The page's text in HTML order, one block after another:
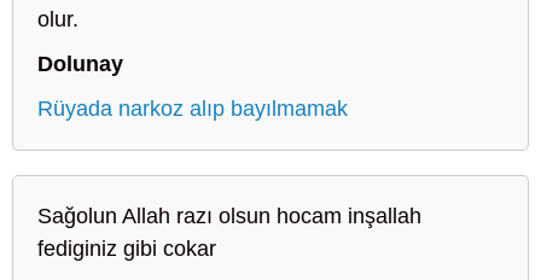
olur.
Dolunay
Rüyada narkoz alıp bayılmamak
Sağolun Allah razı olsun hocam inşallah
fediginiz gibi cokar